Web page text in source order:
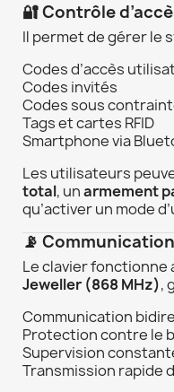
🔐 Contrôle
Il permet de gérer le
Codes d’accès
Codes invités
Codes sous
Tags et cartes RFID
Smartphone via
Les utilisateurs
total, unarmement
qu’activer un mode
📡
Le clavier fonctionne
Jeweller (868 MHz),
Communication
Protection contre le
Supervision
Transmission rapide